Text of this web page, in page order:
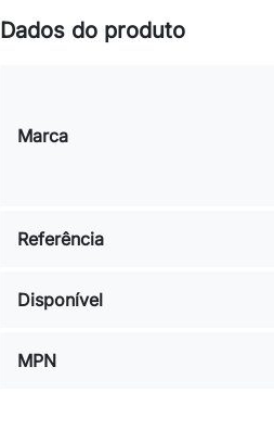
Dados do produto
Marca
Referência
Disponível
MPN